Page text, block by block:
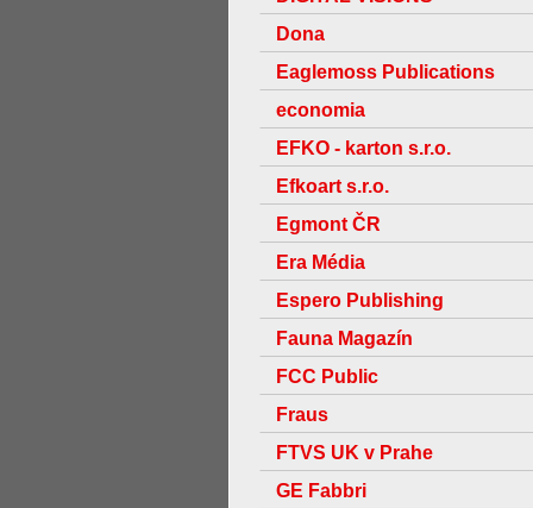
Dona
Eaglemoss Publications
economia
EFKO - karton s.r.o.
Efkoart s.r.o.
Egmont ČR
Era Média
Espero Publishing
Fauna Magazín
FCC Public
Fraus
FTVS UK v Prahe
GE Fabbri